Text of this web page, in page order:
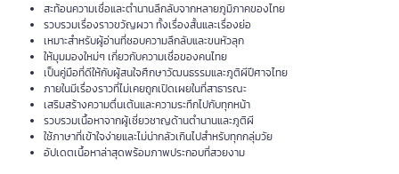
สะท้อนความเชื่อและตำนานลึกลับจากหลายภูมิภาคของไทย
รวบรวมเรื่องราวขวัญผวา ทั้งเรื่องสั้นและเรื่องย่อ
เหมาะสำหรับผู้อ่านที่ชอบความลึกลับและขนหัวลุก
ให้มุมมองใหม่ๆ เกี่ยวกับความเชื่อของคนไทย
เป็นคู่มือที่ดีให้กับผู้สนใจศึกษาวัฒนธรรมและภูติผีปีศาจไทย
ภายในมีเรื่องราวที่ไม่เคยถูกเปิดเผยในที่สาธารณะ
เสริมสร้างความตื่นเต้นและความระทึกไปกับทุกหน้า
รวบรวมเนื้อหาจากผู้เชี่ยวชาญด้านตำนานและภูติผี
ใช้ภาษาที่เข้าใจง่ายและไม่น่ากลัวเกินไปสำหรับทุกกลุ่มวัย
อัปเดตเนื้อหาล่าสุดพร้อมภาพประกอบที่สวยงาม